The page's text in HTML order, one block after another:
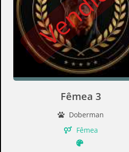
Fêmea 3
Doberman
Fêmea